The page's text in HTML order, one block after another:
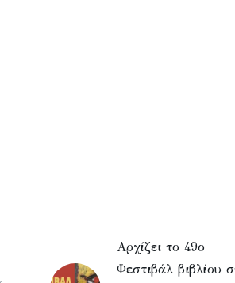
Αρχίζει το 49ο
Φεστιβάλ βιβλίου